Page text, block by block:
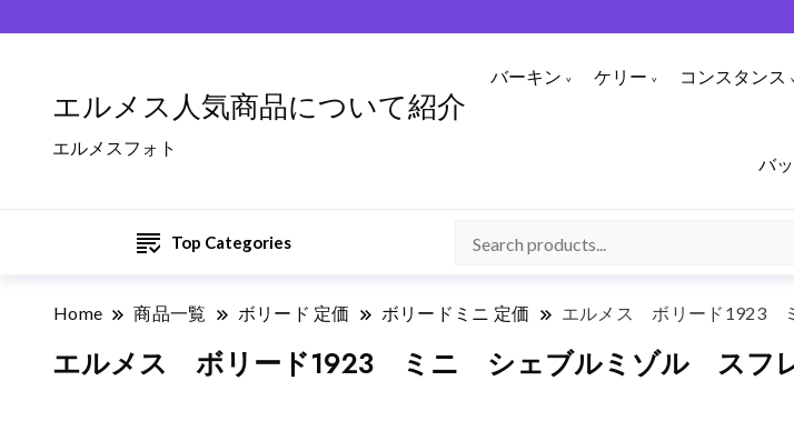
エルメス人気商品について紹介
エルメスフォト
バーキン ケリー コンスタンス
バ
Top Categories
Home 商品一覧 ボリード 定価 ボリードミニ 定価 エルメス ボリード1923
エルメス ボリード1923 ミニ シェブルミゾル スフ